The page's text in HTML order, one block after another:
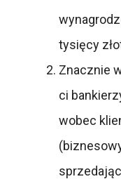
tysięcy
Znacznie
ci
wobec